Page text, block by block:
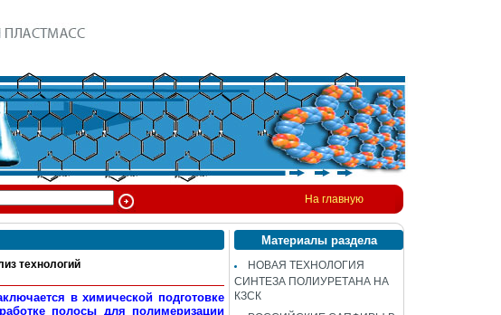
На главную
технологий
в химической подготовке
полосы для полимеризации
Материалы раздела
НОВАЯ ТЕХНОЛОГИЯ
СИНТЕЗА ПОЛИУРЕТАНА НА
КЗСК